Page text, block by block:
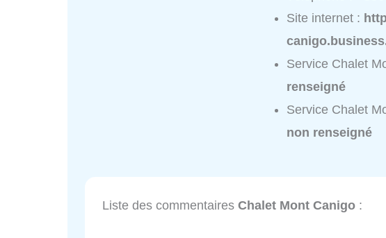
Site internet :
Service Chalet
renseigné
Service Chalet
non renseigné
Liste des commentaires Chalet Mont Canigo :